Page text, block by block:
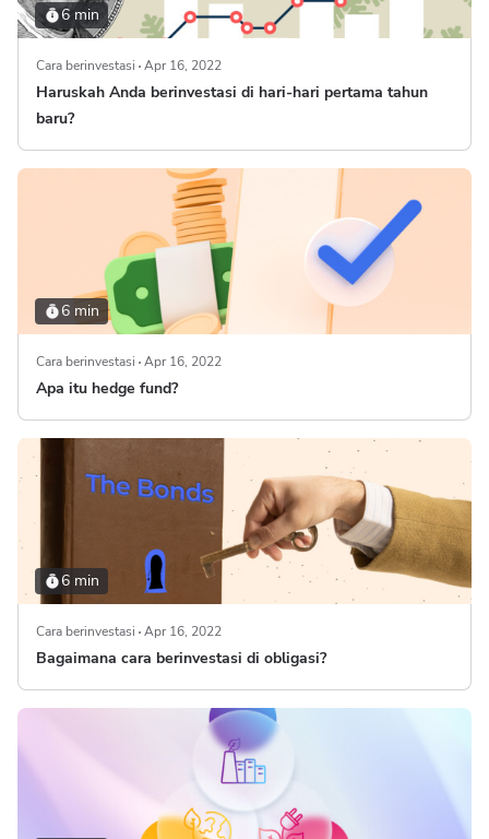
6 min
Cara berinvestasi Apr 16, 2022
Haruskah Anda berinvestasi di hari-hari pertama tahun
baru?
6 min
Cara berinvestasi Apr 16, 2022
Apa itu hedge fund?
6 min
Cara berinvestasi Apr 16, 2022
Bagaimana cara berinvestasi di obligasi?